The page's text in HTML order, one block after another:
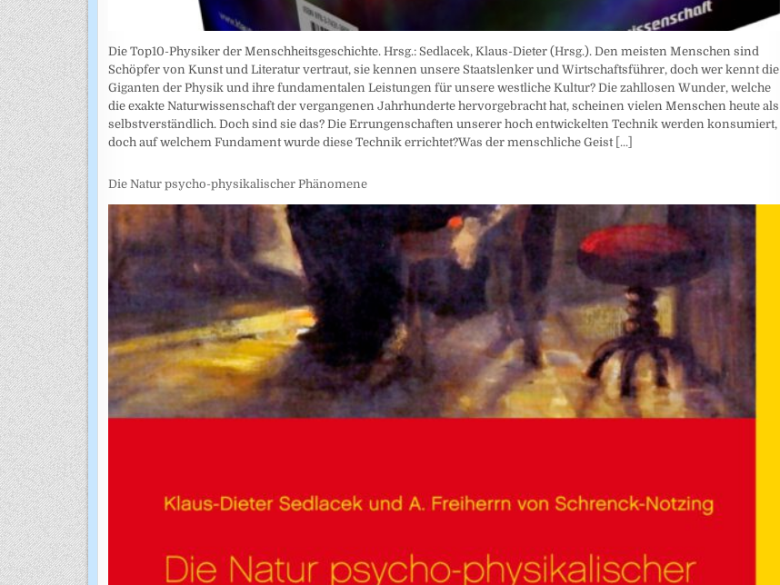
Die Top10-Physiker der Menschheitsgeschichte. Hrsg.: Sedlacek, Klaus-Dieter (Hrsg.). Den meisten Menschen sind
Schöpfer von Kunst und Literatur vertraut, sie kennen unsere Staatslenker und Wirtschaftsführer, doch wer kennt die
Giganten der Physik und ihre fundamentalen Leistungen für unsere westliche Kultur? Die zahllosen Wunder, welche
die exakte Naturwissenschaft der vergangenen Jahrhunderte hervorgebracht hat, scheinen vielen Menschen heute als
selbstverständlich. Doch sind sie das? Die Errungenschaften unserer hoch entwickelten Technik werden konsumiert,
doch auf welchem Fundament wurde diese Technik errichtet?Was der menschliche Geist [...]
Die Natur psycho-physikalischer Phänomene